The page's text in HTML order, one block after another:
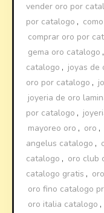
vender oro por
por catalogo ,
comprar oro por
gema oro catalogo ,
catalogo , joyas de
oro por catalogo ,
joyeria de oro
por catalogo ,
mayoreo oro , oro ,
angelus catalogo ,
catalogo , oro club
catalogo gratis ,
oro fino catalogo
oro italia catalogo ,